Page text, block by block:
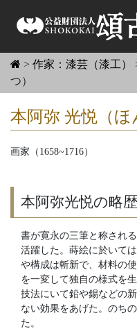
> 作家：漆芸（漆工）
つ）
本阿弥 光悦（ほ
画家（1658~1716）
本阿弥光悦の略歴
書が寛永の三筆と称され
活躍した。蒔絵に於いて
や構成は斬新で、材料の
を一変して独自の様式を
技法にいて鉛や錫などの
ない効果をあげた。のち
た。